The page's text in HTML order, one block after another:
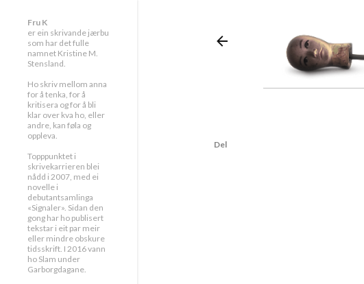
Del
Fru K
er ein skrivande jærbu
som har det fulle
namnet Kristine M.
Stensland.
Ho skriv mellom anna
for å tenka, for å
kritisera og for å bli
klar over kva ho, eller
andre, kan føla og
oppleva.
Topppunktet i
skrivekarrieren blei
nådd i 2007, med ei
novelle i
debutantsamlinga
«Signaler». Sidan den
gong har ho publisert
tekstar i eit par meir
eller mindre obskure
tidsskrift. I 2016 vann
ho Slam under
Garborgdagane.